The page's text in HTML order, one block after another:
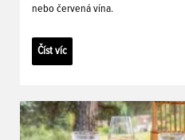
nebo červená vína.
Číst víc